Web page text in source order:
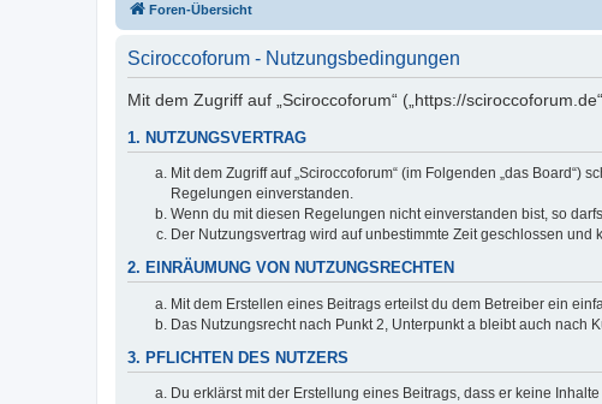
Foren-Übersicht
Sciroccoforum - Nutzungsbedingungen
Mit dem Zugriff auf „Sciroccoforum“ („https://
1. NUTZUNGSVERTRAG
Mit dem Zugriff auf „Sciroccoforum“ (im Folgenden „das
Regelungen einverstanden.
Wenn du mit diesen Regelungen nicht einverstanden bist, so
Der Nutzungsvertrag wird auf unbestimmte Zeit geschlossen
2. EINRÄUMUNG VON NUTZUNGSRECHTEN
Mit dem Erstellen eines Beitrags erteilst du dem Betreiber ein
Das Nutzungsrecht nach Punkt 2, Unterpunkt a bleibt auch nach
3. PFLICHTEN DES NUTZERS
Du erklärst mit der Erstellung eines Beitrags, dass er keine